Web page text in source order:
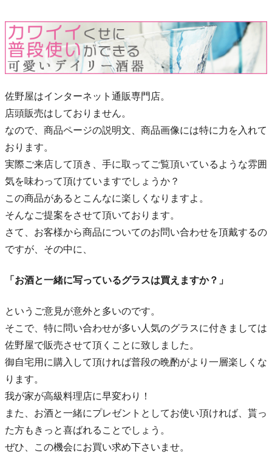
佐野屋はインターネット通販専門店。
店頭販売はしておりません。
なので、商品ページの説明文、商品画像には特に力を入れて
おります。
実際ご来店して頂き、手に取ってご覧頂いているような雰囲
気を味わって頂けていますでしょうか？
この商品があるとこんなに楽しくなりますよ。
そんなご提案をさせて頂いております。
さて、お客様から商品についてのお問い合わせを頂戴するの
ですが、その中に、
「お酒と一緒に写っているグラスは買えますか？」
というご意見が意外と多いのです。
そこで、特に問い合わせが多い人気のグラスに付きましては
佐野屋で販売させて頂くことに致しました。
御自宅用に購入して頂ければ普段の晩酌がより一層楽しくな
ります。
我が家が高級料理店に早変わり！
また、お酒と一緒にプレゼントとしてお使い頂ければ、貰っ
た方もきっと喜ばれることでしょう。
ぜひ、この機会にお買い求め下さいませ。